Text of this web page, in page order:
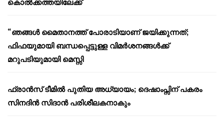
കൊൽക്കത്തയിലേക്ക്
“ഞങ്ങൾ മൈതാനത്ത് പോരാടിയാണ് ജയിക്കുന്നത്;
ഫിഫയുമായി ബന്ധപ്പെട്ടുള്ള വിമർശനങ്ങൾക്ക്
മറുപടിയുമായി മെസ്സി
ഫ്രാൻസ് ടീമിൽ പുതിയ അധ്യായം; ദെഷാംപ്സിന് പകരം
സിനദിൻ സിദാൻ പരിശീലകനാകും